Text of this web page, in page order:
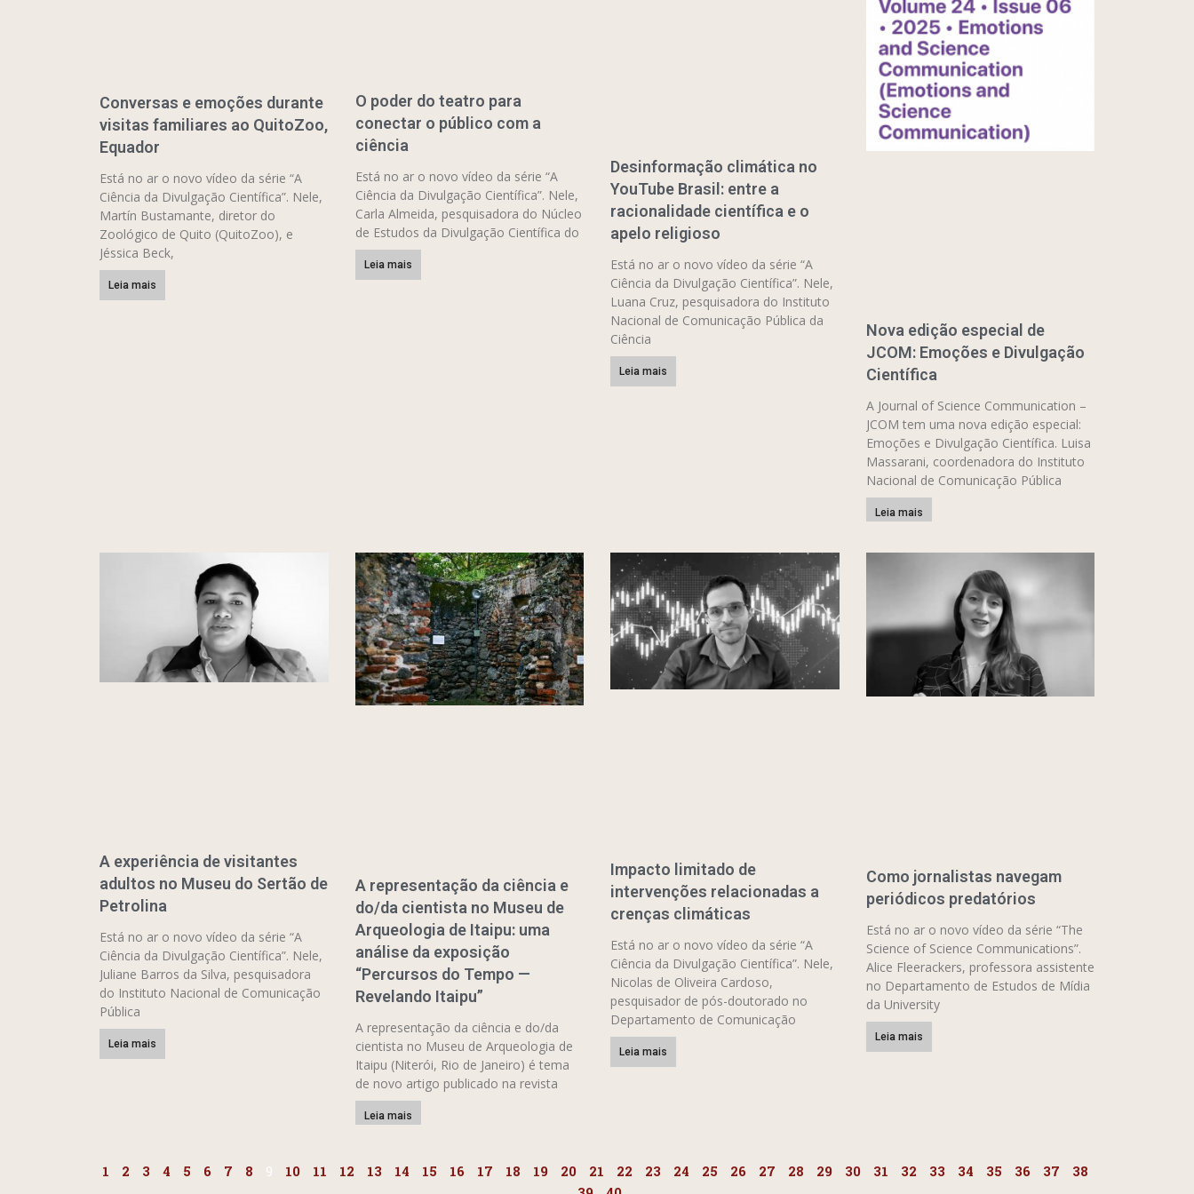
Conversas e emoções durante
visitas familiares ao QuitoZoo,
Equador
Está no ar o novo vídeo da série “A
Ciência da Divulgação Científica”. Nele,
Martín Bustamante, diretor do
Zoológico de Quito (QuitoZoo), e
Jéssica Beck,
Leia mais
O poder do teatro para
conectar o público com a
ciência
Está no ar o novo vídeo da série “A
Ciência da Divulgação Científica”. Nele,
Carla Almeida, pesquisadora do Núcleo
de Estudos da Divulgação Científica do
Leia mais
Desinformação climática no
YouTube Brasil: entre a
racionalidade científica e o
apelo religioso
Está no ar o novo vídeo da série “A
Ciência da Divulgação Científica”. Nele,
Luana Cruz, pesquisadora do Instituto
Nacional de Comunicação Pública da
Ciência
Leia mais
Nova edição especial de
JCOM: Emoções e Divulgação
Científica
A Journal of Science Communication –
JCOM tem uma nova edição especial:
Emoções e Divulgação Científica. Luisa
Massarani, coordenadora do Instituto
Nacional de Comunicação Pública
Leia mais
A experiência de visitantes
adultos no Museu do Sertão de
Petrolina
Está no ar o novo vídeo da série “A
Ciência da Divulgação Científica”. Nele,
Juliane Barros da Silva, pesquisadora
do Instituto Nacional de Comunicação
Pública
Leia mais
A representação da ciência e
do/da cientista no Museu de
Arqueologia de Itaipu: uma
análise da exposição
“Percursos do Tempo —
Revelando Itaipu”
A representação da ciência e do/da
cientista no Museu de Arqueologia de
Itaipu (Niterói, Rio de Janeiro) é tema
de novo artigo publicado na revista
Leia mais
Impacto limitado de
intervenções relacionadas a
crenças climáticas
Está no ar o novo vídeo da série “A
Ciência da Divulgação Científica”. Nele,
Nicolas de Oliveira Cardoso,
pesquisador de pós-doutorado no
Departamento de Comunicação
Leia mais
Como jornalistas navegam
periódicos predatórios
Está no ar o novo vídeo da série “The
Science of Science Communications”.
Alice Fleerackers, professora assistente
no Departamento de Estudos de Mídia
da University
Leia mais
1 2 3 4 5 6 7 8 9 10 11 12 13 14 15 16 17 18 19 20 21 22 23 24 25 26 27 28 29 30 31 32 33 34 35 36 37
38